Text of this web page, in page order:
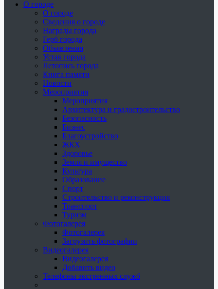
О городе
О городе
Сведения о городе
Награды города
Герб города
Объявления
Устав города
Летопись города
Книга памяти
Новости
Мероприятия
Мероприятия
Архитектура и градостроительство
Безопасность
Бизнес
Благоустройство
ЖКХ
Здоровье
Земля и имущество
Культура
Образование
Спорт
Строительство и реконструкция
Транспорт
Туризм
Фотогалерея
Фотогалерея
Загрузить фотографии
Видеогалерея
Видеогалерея
Добавить видео
Телефоны экстренных служб